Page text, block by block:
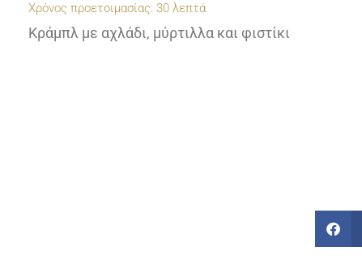
Χρόνος προετοιμασίας: 30 λεπτά
Κράμπλ με αχλάδι, μύρτιλλα και φιστίκι